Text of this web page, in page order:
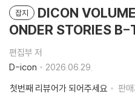
잡지
DICON
ONDER STORIES
편집부 저
D-icon
2026.06.29.
첫번째 리뷰어가 되어주세요
판